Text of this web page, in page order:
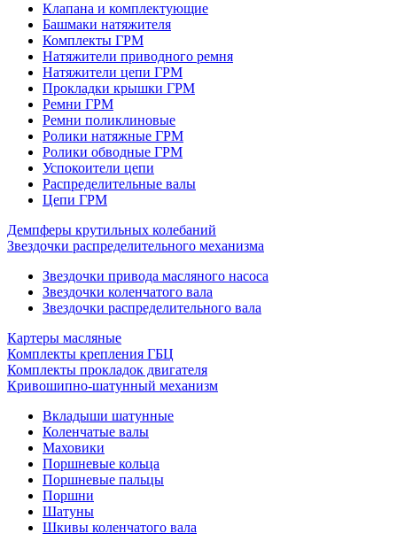
Клапана и комплектующие
Башмаки натяжителя
Комплекты ГРМ
Натяжители приводного ремня
Натяжители цепи ГРМ
Прокладки крышки ГРМ
Ремни ГРМ
Ремни поликлиновые
Ролики натяжные ГРМ
Ролики обводные ГРМ
Успокоители цепи
Распределительные валы
Цепи ГРМ
Демпферы крутильных колебаний
Звездочки распределительного механизма
Звездочки привода масляного насоса
Звездочки коленчатого вала
Звездочки распределительного вала
Картеры масляные
Комплекты крепления ГБЦ
Комплекты прокладок двигателя
Кривошипно-шатунный механизм
Вкладыши шатунные
Коленчатые валы
Маховики
Поршневые кольца
Поршневые пальцы
Поршни
Шатуны
Шкивы коленчатого вала